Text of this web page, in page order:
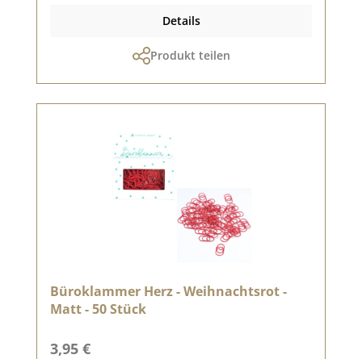
Details
Produkt teilen
Büroklammer Herz - Weihnachtsrot -
Matt - 50 Stück
Regulärer Preis:
3,95 €